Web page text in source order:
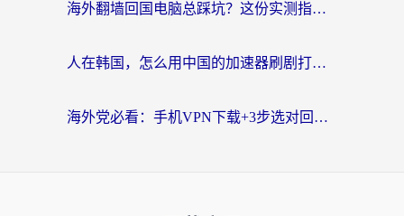
海外翻墙回国电脑总踩坑？这份实测指南帮你选对加速器（附ChickCNinitapMalus对比）
人在韩国，怎么用中国的加速器刷剧打游戏？这份真实体验指南给你答案
海外党必看：手机VPN下载+3步选对回国加速器，无缝刷国内资源不再愁